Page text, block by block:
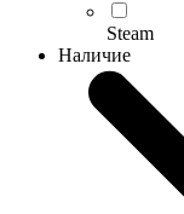
Steam
Наличие